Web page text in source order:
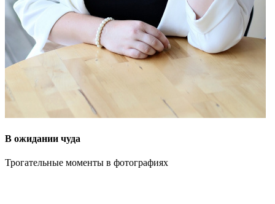
В ожидании чуда
Трогательные моменты в фотографиях